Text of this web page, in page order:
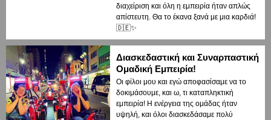
διαχείριση και όλη η εμπειρία ήταν απλώς
απίστευτη. Θα το έκανα ξανά με μια καρδιά!
🇩🇪✨
Διασκεδαστική και Συναρπαστική
Ομαδική Εμπειρία!
Οι φίλοι μου και εγώ αποφασίσαμε να το
δοκιμάσουμε, και ω, τι καταπληκτική
εμπειρία! Η ενέργεια της ομάδας ήταν
υψηλή, και όλοι διασκεδάσαμε πολύ